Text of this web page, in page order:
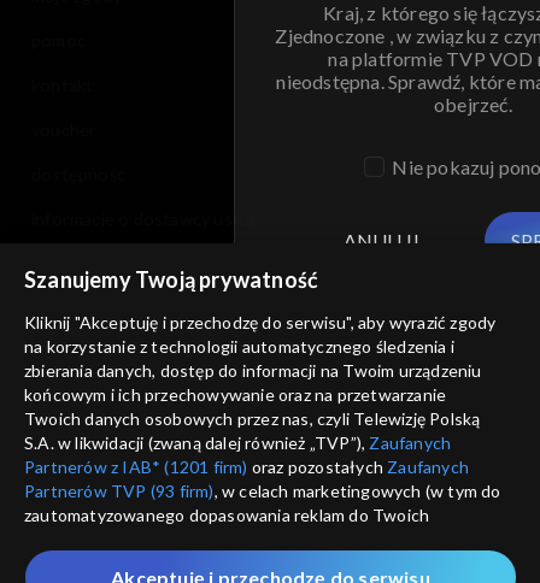
Kraj, z którego się
Zjednoczone , w związku z
na platformie TVP VOD
nieodstępna. Sprawdź, które
obejrzeć.
Nie pokazuj
ANULUJ
Szanujemy Twoją prywatność
Kliknij "Akceptuję i przechodzę do serwisu", aby wyrazić zgody
na korzystanie z technologii automatycznego śledzenia i
zbierania danych, dostęp do informacji na Twoim urządzeniu
końcowym i ich przechowywanie oraz na przetwarzanie
Twoich danych osobowych przez nas, czyli Telewizję Polską
S.A. w likwidacji (zwaną dalej również „TVP”), Zaufanych
Partnerów z IAB* (1201 firm) oraz pozostałych Zaufanych
Partnerów TVP (93 firm), w celach marketingowych (w tym do
zautomatyzowanego dopasowania reklam do Twoich
które wskazujemy poniżej, a także zgody na udostępnianie
Akceptuję i przechodzę do serwisu